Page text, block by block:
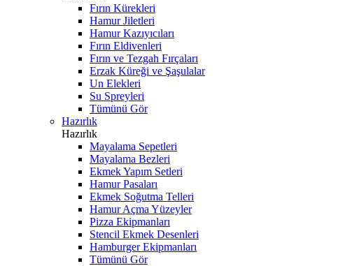
Fırın Kürekleri
Hamur Jiletleri
Hamur Kazıyıcıları
Fırın Eldivenleri
Fırın ve Tezgah Fırçaları
Erzak Küreği ve Şaşulalar
Un Elekleri
Su Spreyleri
Tümünü Gör
Hazırlık
Hazırlık
Mayalama Sepetleri
Mayalama Bezleri
Ekmek Yapım Setleri
Hamur Pasaları
Ekmek Soğutma Telleri
Hamur Açma Yüzeyler
Pizza Ekipmanları
Stencil Ekmek Desenleri
Hamburger Ekipmanları
Tümünü Gör